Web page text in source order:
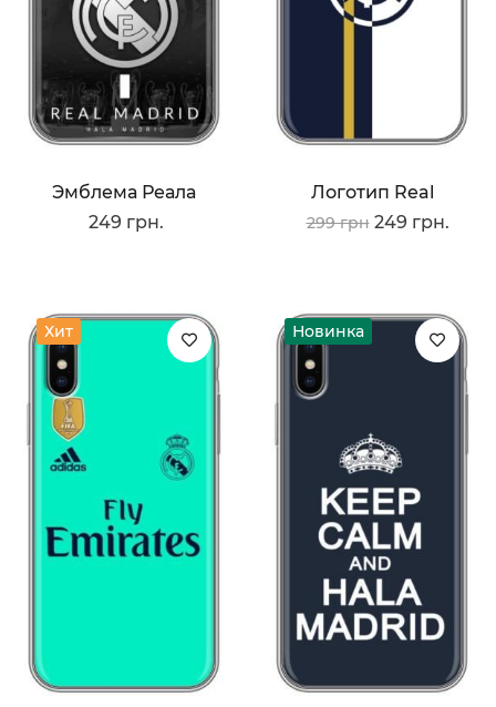
Эмблема Реала
249 грн.
Логотип Real
299 грн 249 грн.
Хит Новинка